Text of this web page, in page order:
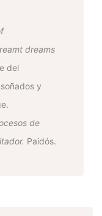
dreams
del
y
de
Paidós.